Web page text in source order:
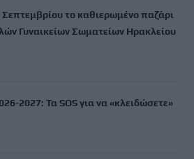
το καθιερωμένο παζάρι
Γυναικείων Σωματείων Ηρακλείου
2027: Τα SOS για να «κλειδώσετε»